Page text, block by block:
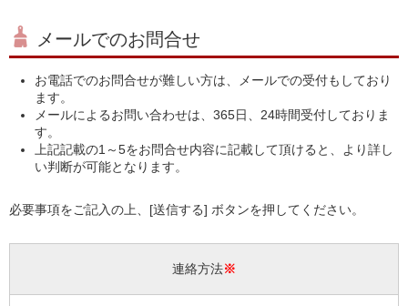
メールでのお問合せ
お電話でのお問合せが難しい方は、メールでの受付もしており
ます。
メールによるお問い合わせは、365日、24時間受付しておりま
す。
上記記載の1～5をお問合せ内容に記載して頂けると、より詳し
い判断が可能となります。
必要事項をご記入の上、[送信する] ボタンを押してください。
連絡方法※